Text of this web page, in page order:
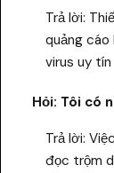
Trả lời:
quảng cáo
virus uy
Hỏi: Tôi có
Trả lời:
đọc trộm